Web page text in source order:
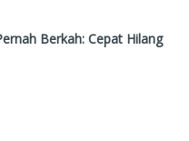
Berkah: Cepat Hilang